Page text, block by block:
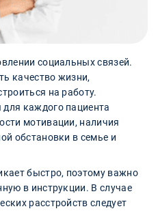
социальных связей.
качество жизни,
на работу.
каждого пациента
мотивации, наличия
обстановки в семье и
быстро, поэтому важно
в инструкции. В случае
расстройств следует